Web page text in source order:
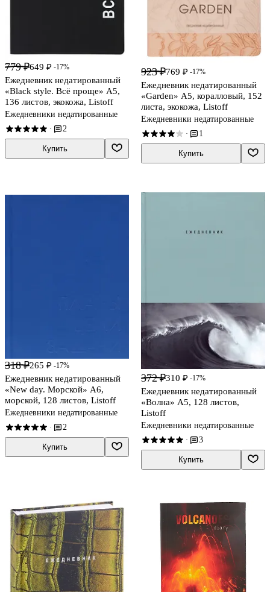
779 ₽649 ₽ -17%
Ежедневник недатированный
«Black style. Всё проще» А5,
136 листов, экокожа, Listoff
Ежедневники недатированные
· 2
Купить
923 ₽769 ₽ -17%
Ежедневник недатированный
«Garden» А5, коралловый, 152
листа, экокожа, Listoff
Ежедневники недатированные
· 1
Купить
318 ₽265 ₽ -17%
Ежедневник недатированный
«New day. Морской» А6,
морской, 128 листов, Listoff
Ежедневники недатированные
· 2
Купить
372 ₽310 ₽ -17%
Ежедневник недатированный
«Волна» А5, 128 листов,
Listoff
Ежедневники недатированные
· 3
Купить